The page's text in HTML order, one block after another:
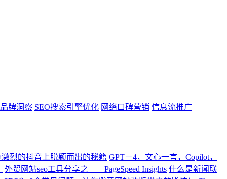
牌洞察 SEO搜索引擎优化 网络口碑营销 信息流推广
烈的抖音上脱颖而出的秘籍 GPT－4，文心一言，Copilot，
外贸网站seo工具分享之——PageSpeed Insights 什么是新闻联